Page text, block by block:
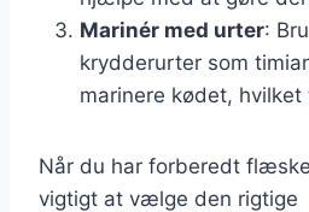
Marinér med urter:
krydderurter som
marinere kødet, hvilket
Når du har forberedt
vigtigt at vælge den rigtige